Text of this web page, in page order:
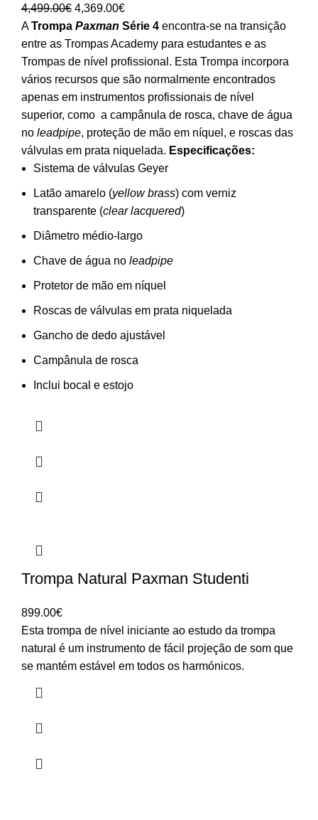
4,499.00€ O
preço
original
era:
4,499.00€.
4,369.00€O
preço
atual
é:
4,369.00€.
ATrompa Paxman Série 4 encontra-se na transição
entre as Trompas Academy para estudantes e as
Trompas de nível profissional. Esta Trompa incorpora
vários recursos que são normalmente encontrados
apenas em instrumentos profissionais de nível
superior, como a campânula de rosca, chave de água
no leadpipe, proteção de mão em níquel, e roscas das
válvulas em prata niquelada. Especificações:
Sistema de válvulas Geyer
Latão amarelo (yellow brass) com verniz
transparente (clear lacquered)
Diâmetro médio-largo
Chave de água no leadpipe
Protetor de mão em níquel
Roscas de válvulas em prata niquelada
Gancho de dedo ajustável
Campânula de rosca
Inclui bocal e estojo
Trompa Natural Paxman Studenti
899.00€
Esta trompa de nível iniciante ao estudo da trompa
natural é um instrumento de fácil projeção de som que
se mantém estável em todos os harmónicos.